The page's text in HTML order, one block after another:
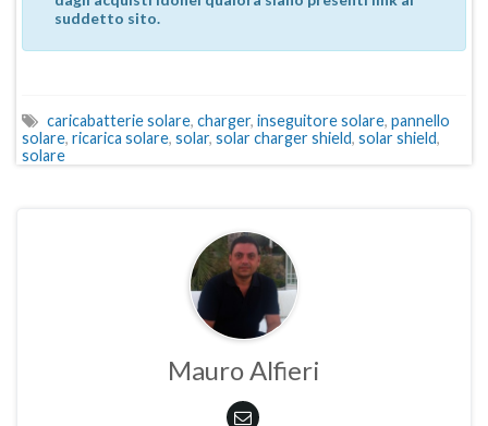
suddetto sito.
caricabatterie solare, charger, inseguitore solare, pannello
solare, ricarica solare, solar, solar charger shield, solar shield,
solare
Mauro Alfieri